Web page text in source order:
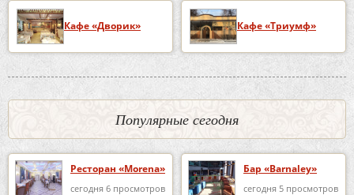
Кафе «Дворик» Кафе «Триумф»
Популярные сегодня
Ресторан «Morena»
сегодня 6 просмотров
Бар «Barnaley»
сегодня 5 просмотров